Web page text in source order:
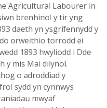
Agricultural Labourer in
brenhinol y tir yng
daeth yn ysgrifennydd y
orweithio torrodd ei
1893 hwyliodd i Dde
y mis Mai dilynol.
o adroddiad y
sydd yn cynnwys
mwyaf